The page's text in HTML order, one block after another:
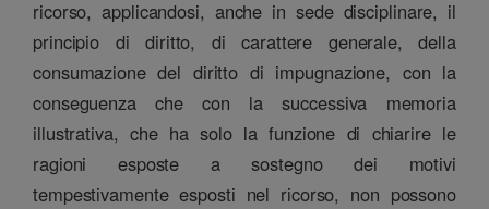
ricorso, applicandosi, anche in sede disciplinare, il
principio di diritto, di carattere generale, della
consumazione del diritto di impugnazione, con la
conseguenza che con la successiva memoria
illustrativa, che ha solo la funzione di chiarire le
ragioni esposte a sostegno dei motivi
tempestivamente esposti nel ricorso, non possono